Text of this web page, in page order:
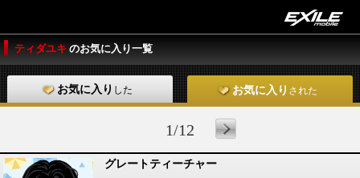
ティダユキ のお気に入り一覧
お気に入り した お気に入り された
1/12
グレートティーチャー